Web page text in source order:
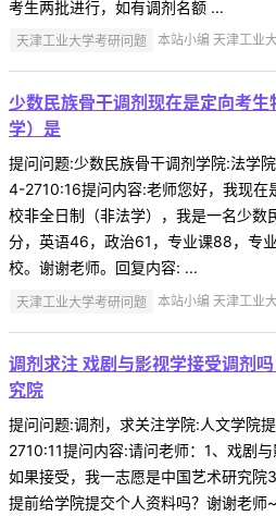
考生两批进行，如有调剂名额 ...
天津工业大学考研问题 本站小编 天津工业
少数民族骨干调剂现在是定向考
学）是
提问问题:少数民族骨干调剂学院:法学
4-2710:16提问内容:老师您好，我现在
校非全日制（非法学），我是一名少数
分，英语46，政治61，专业课88，专
校。谢谢老师。回复内容: ...
天津工业大学考研问题 本站小编 天津工业
调剂求注 戏剧与影视学接受调剂
究院
提问问题:调剂，求关注学院:人文学
2710:11提问内容:请问老师：1、戏剧与
如果接受，我一志愿是中国艺术研究
提前给学院提交个人资料吗？谢谢老师